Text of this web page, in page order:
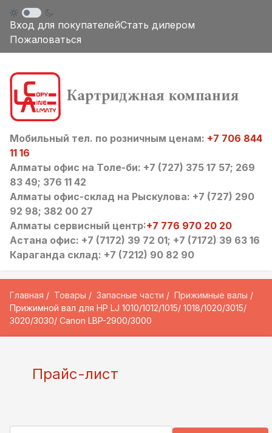
Вход для покупателейСтать дилером
Пожаловаться
Мобильный тел. по розничным ценам: +7 706 844
11 16
Алматы офис на Толе-би: +7 (727) 375 17 57; 269
83 49; 376 11 42
Алматы офис-склад на Рыскулова: +7 (727) 290
92 98; 382 00 27
Алматы сервисный центр:+7 776 970 20 20
Астана офис: +7 (7172) 39 72 01; +7 (7172) 39 63 16
Караганда склад: +7 (7212) 90 82 90
Главная Товары Запасные части
Прижимные валы
Прижимной вал для HP LJ 1010/1012/1015/ 1018/1020/3015/
3020/3030/ Canon LBP-2900/3000
Прайс-лист